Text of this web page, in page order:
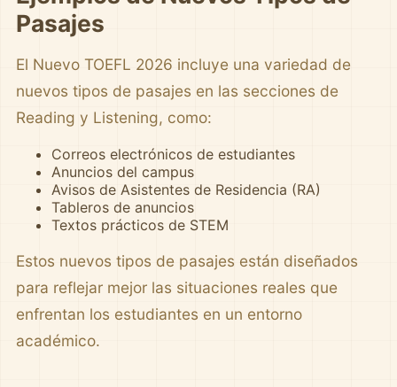
Pasajes
El Nuevo TOEFL 2026 incluye una variedad de
nuevos tipos de pasajes en las secciones de
Reading y Listening, como:
Correos electrónicos de estudiantes
Anuncios del campus
Avisos de Asistentes de Residencia (RA)
Tableros de anuncios
Textos prácticos de STEM
Estos nuevos tipos de pasajes están diseñados
para reflejar mejor las situaciones reales que
enfrentan los estudiantes en un entorno
académico.